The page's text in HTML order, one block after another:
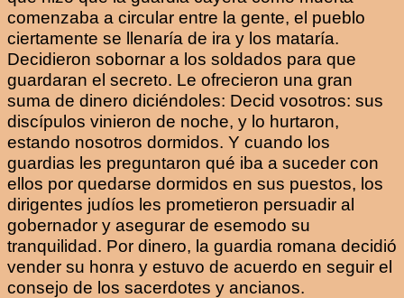
comenzaba a circular entre la gente, el pueblo
ciertamente se llenaría de ira y los mataría.
Decidieron sobornar a los soldados para que
guardaran el secreto. Le ofrecieron una gran
suma de dinero diciéndoles: Decid vosotros: sus
discípulos vinieron de noche, y lo hurtaron,
estando nosotros dormidos. Y cuando los
guardias les preguntaron qué iba a suceder con
ellos por quedarse dormidos en sus puestos, los
dirigentes judíos les prometieron persuadir al
gobernador y asegurar de esemodo su
tranquilidad. Por dinero, la guardia romana decidió
vender su honra y estuvo de acuerdo en seguir el
consejo de los sacerdotes y ancianos.